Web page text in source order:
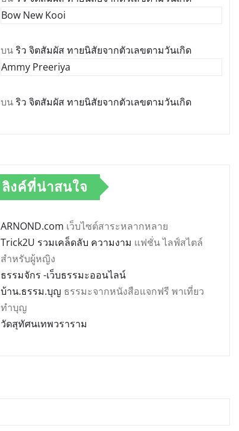
Bow New Kooi
บนริว จิตสัมผัส ทายนิสัยจากตัวเลขตามวันเกิด
Ammy Preeriya
บนริว จิตสัมผัส ทายนิสัยจากตัวเลขตามวันเกิด
ลิงค์ที่น่าสนใจ
ARNOND.com เว็บไซต์สาระหลากหลาย
Trick2U รวมเคล็ดลับ ความงาม แฟชั่น ไลฟ์สไตล์
สำหรับผู้หญิง
ธรรมจักร -เว็บธรรมะออนไลน์
บ้าน.ธรรม.บุญ ธรรมะจากหนังสือแจกฟรี พาเที่ยว
ทำบุญ
วัดสุทัศนเทพวราราม